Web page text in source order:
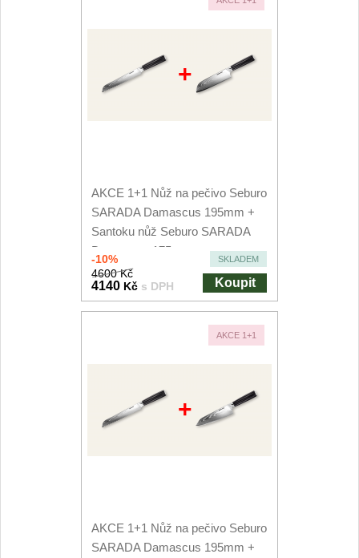
+
AKCE 1+1 Nůž na pečivo Seburo
SARADA Damascus 195mm +
Santoku nůž Seburo SARADA
Damascus 175mm
-10% SKLADEM
4600 Kč
4140 Kč s DPH Koupit
AKCE 1+1
+
AKCE 1+1 Nůž na pečivo Seburo
SARADA Damascus 195mm +